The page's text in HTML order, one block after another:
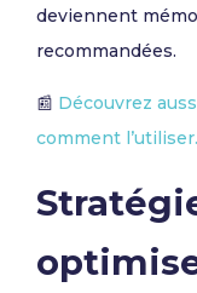
deviennent
recommandées.
📰 Découvrez
comment l’utiliser.